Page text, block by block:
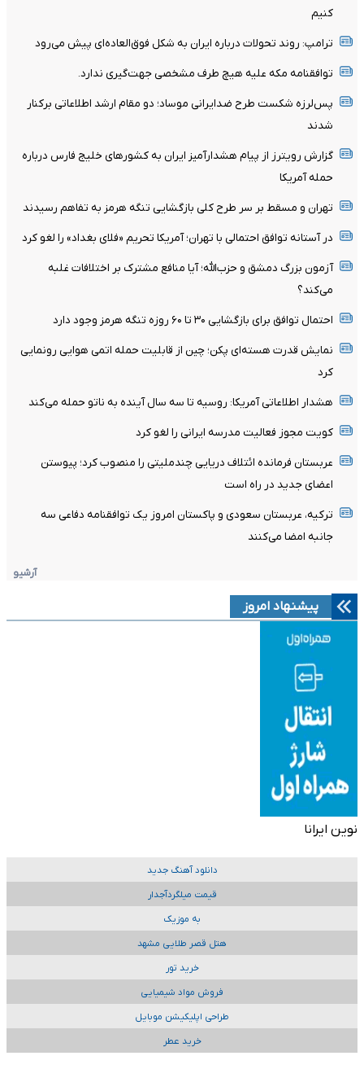
کنیم
ترامپ: روند تحولات درباره ایران به شکل فوق‌العاده‌ای پیش می‌رود
توافقنامه مکه علیه هیچ طرف مشخصی جهت‌گیری ندارد.
پس‌لرزه شکست طرح ضدایرانی موساد؛ دو مقام ارشد اطلاعاتی برکنار
شدند
گزارش رویترز از پیام هشدارآمیز ایران به کشورهای خلیج فارس درباره
حمله آمریکا
تهران و مسقط بر سر طرح کلی بازگشایی تنگه هرمز به تفاهم رسیدند
در آستانه توافق احتمالی با تهران؛ آمریکا تحریم «فلای بغداد» را لغو کرد
آزمون بزرگ دمشق و حزب‌الله؛ آیا منافع مشترک بر اختلافات غلبه
می‌کند؟
احتمال توافق برای بازگشایی ۳۰ تا ۶۰ روزه تنگه هرمز وجود دارد
نمایش قدرت هسته‌ای پکن؛ چین از قابلیت حمله اتمی هوایی رونمایی
کرد
هشدار اطلاعاتی آمریکا: روسیه تا سه سال آینده به ناتو حمله می‌کند
کویت مجوز فعالیت مدرسه ایرانی را لغو کرد
عربستان فرمانده ائتلاف دریایی چندملیتی را منصوب کرد؛ پیوستن
اعضای جدید در راه است
ترکیه، عربستان سعودی و پاکستان امروز یک توافقنامه دفاعی سه
جانبه امضا می‌کنند
آرشیو
پیشنهاد امروز
نوین ایرانا
دانلود آهنگ جدید
قیمت میلگردآجدار
به موزیک
هتل قصر طلایی مشهد
خرید تور
فروش مواد شیمیایی
طراحی اپلیکیشن موبایل
خرید عطر